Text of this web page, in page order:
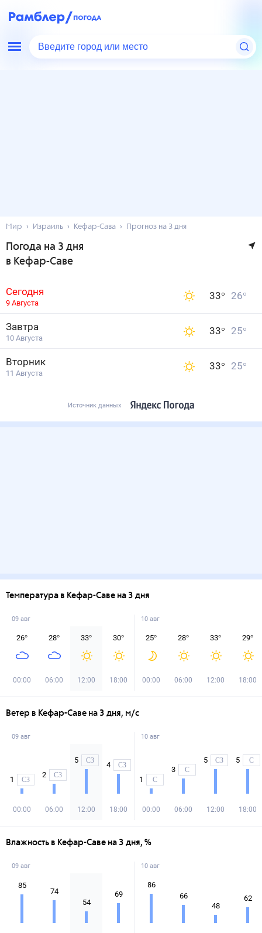
Введите город или место
Мир Израиль Кефар-Сава Прогноз на 3 дня
Погода на 3 дня
в Кефар-Саве
Сегодня
9 Августа
33° 26°
Завтра
10 Августа
33° 25°
Вторник
11 Августа
33° 25°
Источник данных
Температура в Кефар-Саве на 3 дня
09 авг
26°
00:00
28°
06:00
33°
12:00
30°
18:00
10 авг
25°
00:00
28°
06:00
33°
12:00
29°
18:00
Ветер в Кефар-Саве на 3 дня, м/с
09 авг
1 СЗ
00:00
2 СЗ
06:00
5 СЗ
12:00
4 СЗ
18:00
10 авг
1 С
00:00
3 С
06:00
5 СЗ
12:00
5 С
18:00
Влажность в Кефар-Саве на 3 дня, %
09 авг
85
74
54
69
10 авг
86
66
48
62